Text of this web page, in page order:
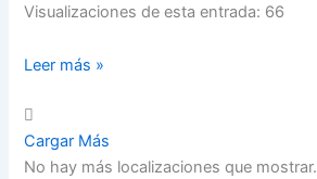
Visualizaciones de esta entrada: 66
Leer más »
Cargar Más
No hay más localizaciones que mostrar.